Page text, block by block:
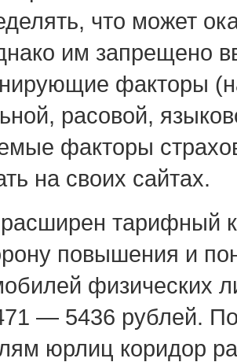
что может
им запрещено
факторы
расовой,
факторы
на своих сайтах.
тарифный
повышения и
физических
— 5436 рублей.
юрлиц коридор